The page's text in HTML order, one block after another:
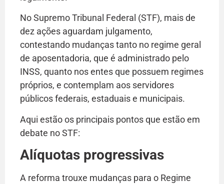
No Supremo Tribunal Federal (STF), mais de
dez ações aguardam julgamento,
contestando mudanças tanto no regime geral
de aposentadoria, que é administrado pelo
INSS, quanto nos entes que possuem regimes
próprios, e contemplam aos servidores
públicos federais, estaduais e municipais.
Aqui estão os principais pontos que estão em
debate no STF:
Alíquotas progressivas
A reforma trouxe mudanças para o Regime